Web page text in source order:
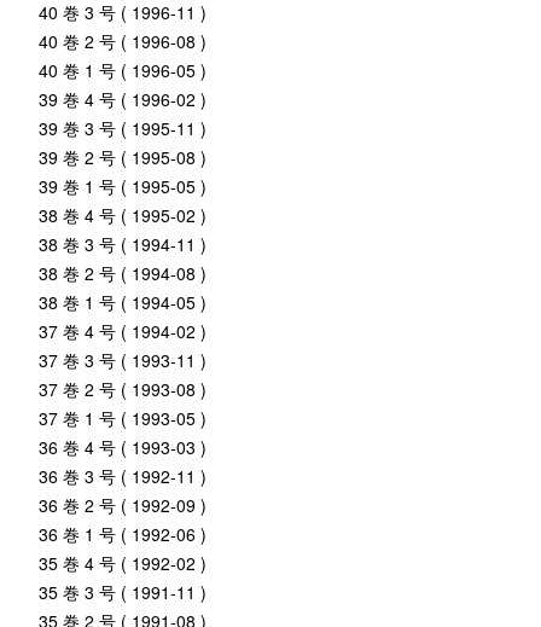
40 巻 3 号 ( 1996-11 )
40 巻 2 号 ( 1996-08 )
40 巻 1 号 ( 1996-05 )
39 巻 4 号 ( 1996-02 )
39 巻 3 号 ( 1995-11 )
39 巻 2 号 ( 1995-08 )
39 巻 1 号 ( 1995-05 )
38 巻 4 号 ( 1995-02 )
38 巻 3 号 ( 1994-11 )
38 巻 2 号 ( 1994-08 )
38 巻 1 号 ( 1994-05 )
37 巻 4 号 ( 1994-02 )
37 巻 3 号 ( 1993-11 )
37 巻 2 号 ( 1993-08 )
37 巻 1 号 ( 1993-05 )
36 巻 4 号 ( 1993-03 )
36 巻 3 号 ( 1992-11 )
36 巻 2 号 ( 1992-09 )
36 巻 1 号 ( 1992-06 )
35 巻 4 号 ( 1992-02 )
35 巻 3 号 ( 1991-11 )
35 巻 2 号 ( 1991-08 )